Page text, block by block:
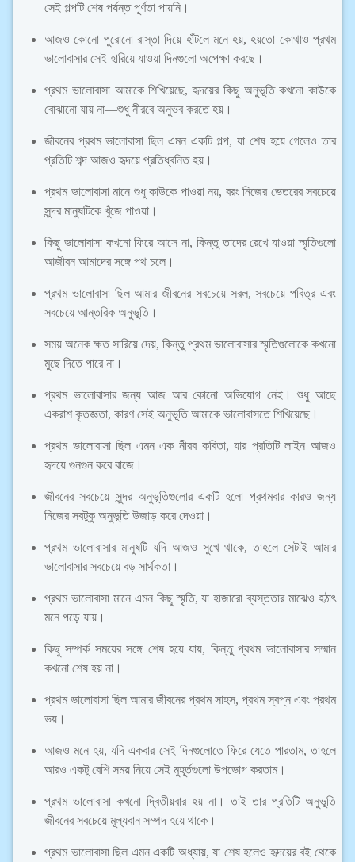
সেই গল্পটি শেষ পর্যন্ত পূর্ণতা পায়নি।
আজও কোনো পুরোনো রাস্তা দিয়ে হাঁটলে মনে হয়, হয়তো কোথাও প্রথম
ভালোবাসার সেই হারিয়ে যাওয়া দিনগুলো অপেক্ষা করছে।
প্রথম ভালোবাসা আমাকে শিখিয়েছে, হৃদয়ের কিছু অনুভূতি কখনো কাউকে
বোঝানো যায় না—শুধু নীরবে অনুভব করতে হয়।
জীবনের প্রথম ভালোবাসা ছিল এমন একটি গল্প, যা শেষ হয়ে গেলেও তার
প্রতিটি শব্দ আজও হৃদয়ে প্রতিধ্বনিত হয়।
প্রথম ভালোবাসা মানে শুধু কাউকে পাওয়া নয়, বরং নিজের ভেতরের সবচেয়ে
সুন্দর মানুষটিকে খুঁজে পাওয়া।
কিছু ভালোবাসা কখনো ফিরে আসে না, কিন্তু তাদের রেখে যাওয়া স্মৃতিগুলো
আজীবন আমাদের সঙ্গে পথ চলে।
প্রথম ভালোবাসা ছিল আমার জীবনের সবচেয়ে সরল, সবচেয়ে পবিত্র এবং
সবচেয়ে আন্তরিক অনুভূতি।
সময় অনেক ক্ষত সারিয়ে দেয়, কিন্তু প্রথম ভালোবাসার স্মৃতিগুলোকে কখনো
মুছে দিতে পারে না।
প্রথম ভালোবাসার জন্য আজ আর কোনো অভিযোগ নেই। শুধু আছে
একরাশ কৃতজ্ঞতা, কারণ সেই অনুভূতি আমাকে ভালোবাসতে শিখিয়েছে।
প্রথম ভালোবাসা ছিল এমন এক নীরব কবিতা, যার প্রতিটি লাইন আজও
হৃদয়ে গুনগুন করে বাজে।
জীবনের সবচেয়ে সুন্দর অনুভূতিগুলোর একটি হলো প্রথমবার কারও জন্য
নিজের সবটুকু অনুভূতি উজাড় করে দেওয়া।
প্রথম ভালোবাসার মানুষটি যদি আজও সুখে থাকে, তাহলে সেটাই আমার
ভালোবাসার সবচেয়ে বড় সার্থকতা।
প্রথম ভালোবাসা মানে এমন কিছু স্মৃতি, যা হাজারো ব্যস্ততার মাঝেও হঠাৎ
মনে পড়ে যায়।
কিছু সম্পর্ক সময়ের সঙ্গে শেষ হয়ে যায়, কিন্তু প্রথম ভালোবাসার সম্মান
কখনো শেষ হয় না।
প্রথম ভালোবাসা ছিল আমার জীবনের প্রথম সাহস, প্রথম স্বপ্ন এবং প্রথম
ভয়।
আজও মনে হয়, যদি একবার সেই দিনগুলোতে ফিরে যেতে পারতাম, তাহলে
আরও একটু বেশি সময় নিয়ে সেই মুহূর্তগুলো উপভোগ করতাম।
প্রথম ভালোবাসা কখনো দ্বিতীয়বার হয় না। তাই তার প্রতিটি অনুভূতি
জীবনের সবচেয়ে মূল্যবান সম্পদ হয়ে থাকে।
প্রথম ভালোবাসা ছিল এমন একটি অধ্যায়, যা শেষ হলেও হৃদয়ের বই থেকে